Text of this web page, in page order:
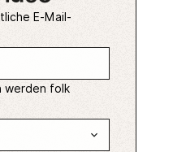
E-Mail-
werden folk